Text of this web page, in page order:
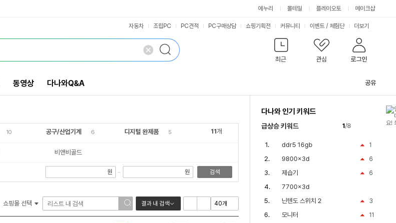
에누리 몰테일 플레이오토 메이크샵
최근 관심 로그인
자동차 조립PC PC견적 PC구매상담 쇼핑기획전 커뮤니티 이벤트 / 체험단 더보기
동영상 다나와Q&A 공유
10 공구/산업기계 6 디지털 완제품 5 11개
비앤비골드
원 ~ 원 검색
쇼핑몰 선택 결과 내 검색
다나와 인기 키워드
급상승 키워드 1/8
1
ddr5 16gb
6
9800x3d
6
제습기
7700x3d
3
닌텐도 스위치 2
11
모니터